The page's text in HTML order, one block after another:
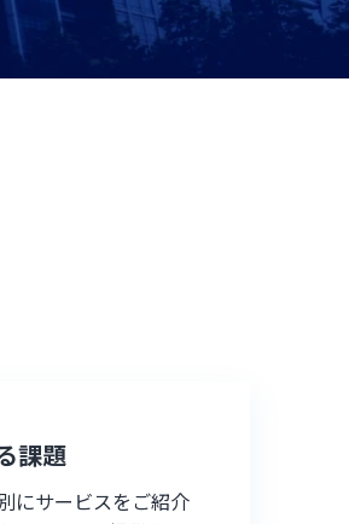
課題
にサービスをご紹介